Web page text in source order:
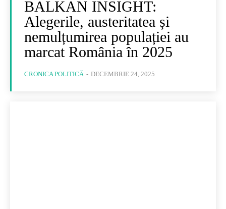
BALKAN INSIGHT:
Alegerile, austeritatea și
nemulțumirea populației au
marcat România în 2025
CRONICA POLITICĂ - DECEMBRIE 24, 2025